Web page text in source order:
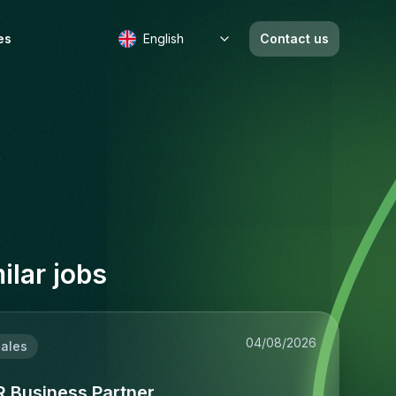
English Contact us
jobs
04/08/2026